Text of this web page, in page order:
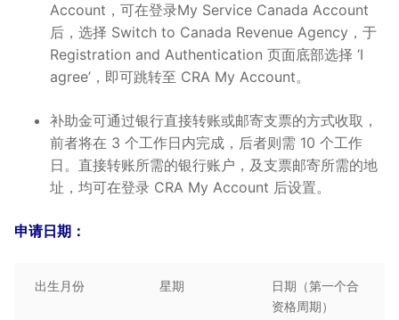
Account，可在登录My Service Canada Account
后，选择 Switch to Canada Revenue Agency，于
Registration and Authentication 页面底部选择 ‘I
agree’，即可跳转至 CRA My Account。
补助金可通过银行直接转账或邮寄支票的方式收取，
前者将在 3 个工作日内完成，后者则需 10 个工作
日。直接转账所需的银行账户，及支票邮寄所需的地
址，均可在登录 CRA My Account 后设置。
申请日期：
出生月份 星期
日期（第一个合
资格周期）